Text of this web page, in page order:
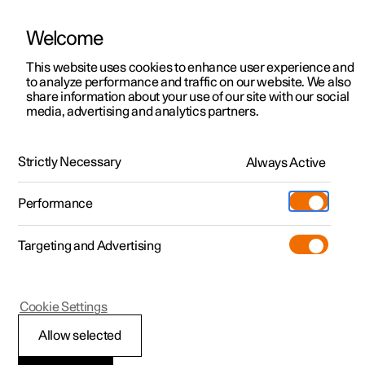
Polestar 2
Polestar 3
Polestar 4
Pre-owned
Shop
Meer
Testrit
Aanbiedingen voor
Testrit
Aanbiedingen voor
Polestar 4 coupé
Ontdek Polestar 4
Testrit
Bekijk onze stockwagens
Aanbiedingen voor
Ontdek Polestar 5
Over pre-owned
Pre-owned aanbiedingen
Aanbiedingen voor particulieren
Aanbiedingen voor
professionelen
Bekijk onze stockwagens
Configureer
Pre-owned
Testrit
Additionals
(Opent in een nieuw venster)
Experiences
Ontmoet ons
Servicepunten
Opladen
Support
HandleidingVideogalerijDownloadsSoftware-updates
Zekeringen
Polestar 1
Zekeringen in
Welcome
This website uses cookies to enhance user experience and
to analyze performance and traffic on our website. We also
share information about your use of our site with our social
media, advertising and analytics partners.
Strictly Necessary Always Active
Performance
Targeting and Advertising
Allow selected
Cookie Settings